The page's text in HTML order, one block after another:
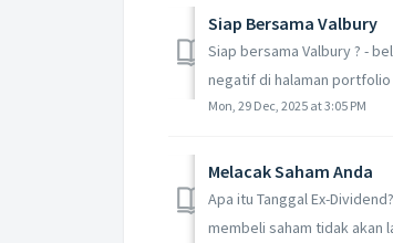
Siap Bersama Valbury
Siap bersama Valbury ? -
negatif di halaman portfolio
Mon, 29 Dec, 2025 at 3:05 PM
Melacak Saham Anda
Apa itu Tanggal Ex-
membeli saham tidak akan